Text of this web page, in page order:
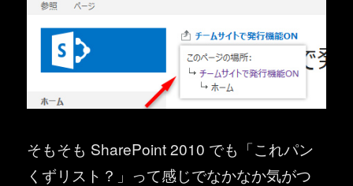
そもそも SharePoint 2010 でも「これパン
くずリスト？」って感じでなかなか気がつ